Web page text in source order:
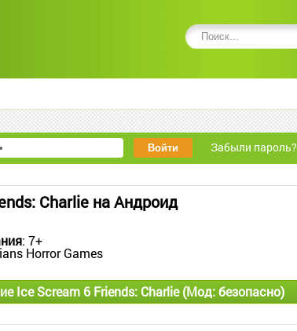
Забыли пароль?
Charlie на Андроид
: 7+
Horror Games
Ice Scream 6 Friends: Charlie (Мод: безопасно)